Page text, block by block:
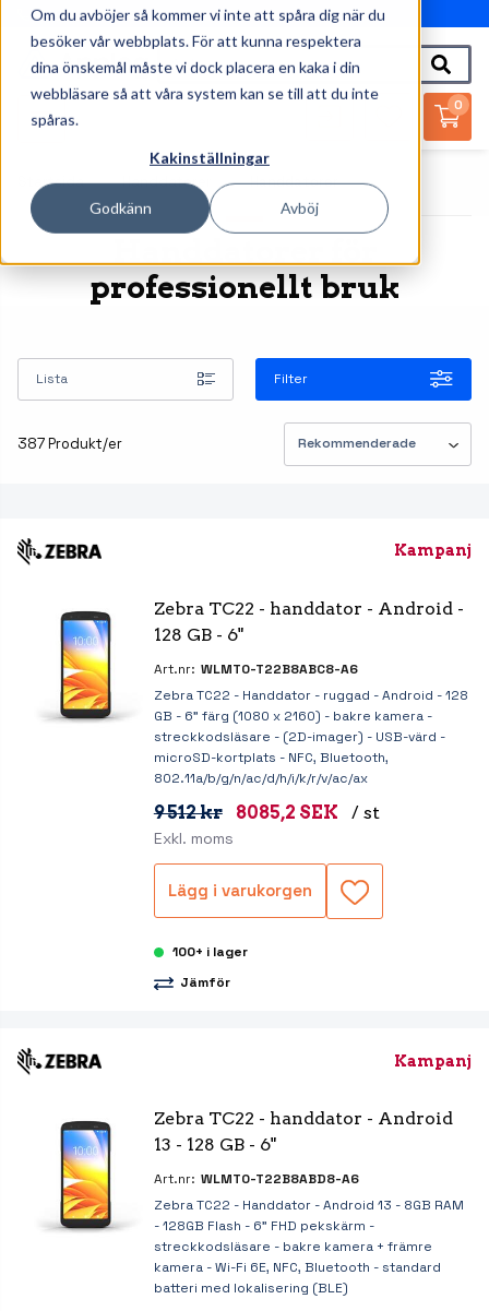
Om du avböjer så kommer vi inte att spåra dig när du
besöker vår webbplats. För att kunna respektera
dina önskemål måste vi dock placera en kaka i din
webbläsare så att våra system kan se till att du inte
spåras.
Kakinställningar
Godkänn Avböj
010-162 61 95
0
Startsida Handdatorer Handdatorer
professionellt bruk
387 Produkt/er
Lista Filter
Kampanj
Zebra TC22 - handdator - Android -
128 GB - 6"
Art.nr: WLMT0-T22B8ABC8-A6
Zebra TC22 - Handdator - ruggad - Android - 128
GB - 6" färg (1080 x 2160) - bakre kamera -
streckkodsläsare - (2D-imager) - USB-värd -
microSD-kortplats - NFC, Bluetooth,
802.11a/b/g/n/ac/d/h/i/k/r/v/ac/ax
9 512 kr 8085,2 SEK / st
Exkl. moms
Lägg i varukorgen
100+ i lager
Jämför
Kampanj
Zebra TC22 - handdator - Android
13 - 128 GB - 6"
Art.nr: WLMT0-T22B8ABD8-A6
Zebra TC22 - Handdator - Android 13 - 8GB RAM
- 128GB Flash - 6" FHD pekskärm -
streckkodsläsare - bakre kamera + främre
kamera - Wi-Fi 6E, NFC, Bluetooth - standard
batteri med lokalisering (BLE)